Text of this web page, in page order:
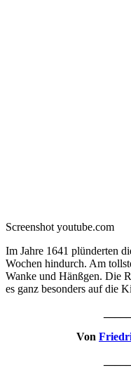
Screenshot youtube.com
Im Jahre 1641 plünderten
Wochen hindurch. Am
Wanke und Hänßgen. Die
es ganz besonders auf die
Von